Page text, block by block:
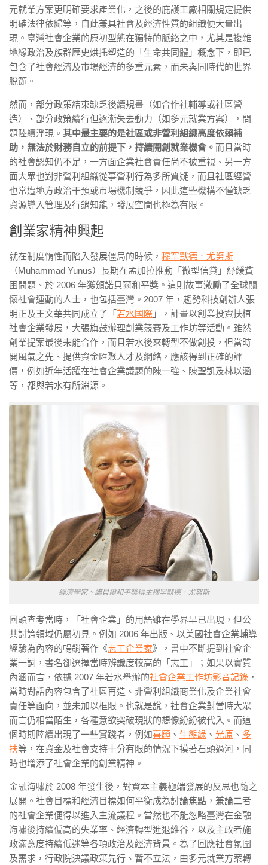
元就業方案更明確要求產業化，之後的庇護工廠相關規定提供
明確法律依歸等，自此兼具社會及經濟性質的組織便大量出
現。臺灣社會企業的原初型態在獨特的脈絡之中，尤其是複雜
地緣政治及族群歴史烘托塑造的「生命共同體」概念下，即已
包含了社會經濟及巿場經濟的多重元素，而未與同時代的世界
脫節。
然而，部分政策結束缺乏後續規畫（如合作社輔導或社區營
造）、部分政策續行但逐漸失去動力（如多元就業方案），問
題陸續浮現。 其中最主要的是社區或非營利組織高度依賴補
助，無法於財務自立的前提下，持續開創就業機會。 而且當時
的社會認知仍不足，一方面企業社會責任尚不被重視、另一方
面大眾也對非營利組織從事營利行為多所質疑，而且社區經營
也常遭地方政治干預或巿場機制競爭，因此這些機構不僅缺乏
資源導入管理及行銷知能，發展空間也極為有限。
創業家精神興起
就在制度惰性而陷入發展僵局的時候， 穆罕默德．尤努斯
（Muhammad Yunus）長期在孟加拉推動「微型信貸」紓緩貧
困問題、於 2006 年獲頒諾貝爾和平獎。這則故事激勵了全球關
懷社會運動的人士，也包括臺灣。2007 年，趨勢科技創辦人張
明正及王文華共同成立了「 若水國際 」，計畫以創業投資扶植
社會企業發展，大張旗鼓辦理創業競賽及工作坊等活動。雖然
創業提案最後未能合作，而且若水後來轉型不做創投，但當時
開風氣之先、提供資金匯聚人才及網絡，應該得到正確的評
價 ， 例如近年活躍在社會企業議題的陳一強、陳聖凱及林以涵
等，都與若水有所淵源。
經濟學家、諾貝爾和平獎得主穆罕默德．尤努斯
回頭查考當時，「社會企業」的用語雖在學界早已出現，但公
共討論領域仍屬初見。例如 2006 年出版、以美國社會企業輔導
經驗為內容的暢銷著作《志工企業家》，書中不斷提到社會企
業一詞，書名卻選擇當時辨識度較高的「志工」；如果以實質
內涵而言，依據 2007 年若水舉辦的社會企業工作坊影音記錄 ，
當時對話內容包含了社區再造、非營利組織商業化及企業社會
責任等面向，並未加以框限。也就是說，社會企業對當時大眾
而言仍相當陌生，各種意欲突破現狀的想像紛紛被代入。而這
個時期陸續出現了一些實踐者，例如喜願 、 生態綠 、 光原 、 多
扶等，在資金及社會支持十分有限的情況下摸著石頭過河，同
時也增添了社會企業的創業精神。
金融海嘯於 2008 年發生後，對資本主義極端發展的反思也隨之
展開。社會目標和經濟目標如何平衡成為討論焦點，兼論二者
的社會企業便得以進入主流議程。當然也不能忽略臺灣在金融
海嘯後持續偏高的失業率、經濟轉型進退維谷，以及主政者施
政滿意度持續低迷等各項政治及經濟背景。為了回應社會氛圍
及需求，行政院決議政策先行、暫不立法，由多元就業方案轉